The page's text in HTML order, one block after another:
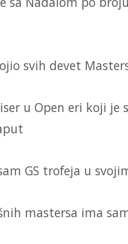
svih devet
u Open eri koji je
GS trofeja u
mastersa ima